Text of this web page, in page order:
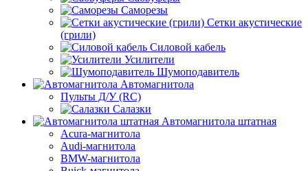
Саморезы
Сетки акустические
(грили)
Силовой кабель
Усилители
Шумоподавитель
Автомагнитола
Пульты Д/У (RC)
Салазки
Автомагнитола штатная
Acura-магнитола
Audi-магнитола
BMW-магнитола